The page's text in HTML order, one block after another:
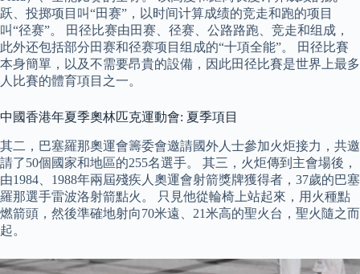
跃、投掷项目叫“田赛”，以时间计算成绩的竞走和跑的项目
叫“径赛”。 田径比赛由田赛、径赛、公路路跑、竞走和组成，
此外还包括部分田赛和径赛项目组成的“十項全能”。 田径比賽
本身簡單，以及不需要昂貴的設備，因此田径比賽是世界上最多
人比賽的體育項目之一。
中國香港年夏季奧林匹克運動會: 夏季項目
其二，巴塞羅那奧運會籌委會邀請國外人士參加火炬接力，共邀
請了50個國家和地區的255名選手。 其三，火炬傳到主會場後，
由1984、1988年兩屆殘疾人奧運會射箭獎牌獲得者，37歲的巴塞
羅那選手雷波洛射箭點火。 只見他從輪椅上站起來，用火種點
燃箭頭，然後準確地射向70米遠、21米高的聖火台，聖火隨之而
起。